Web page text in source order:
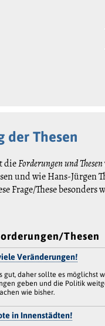
der Thesen
dieForderungen und Thesen
und wie Hans-Jürgen
Frage/These
Thesen
Veränderungen!
gut, daher sollte es möglichst
geben und die Politik
wie bisher.
in Innenstädten!